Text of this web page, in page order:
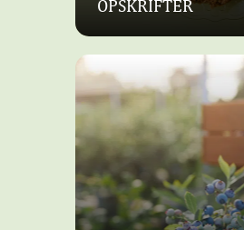
OPSKRIFTER